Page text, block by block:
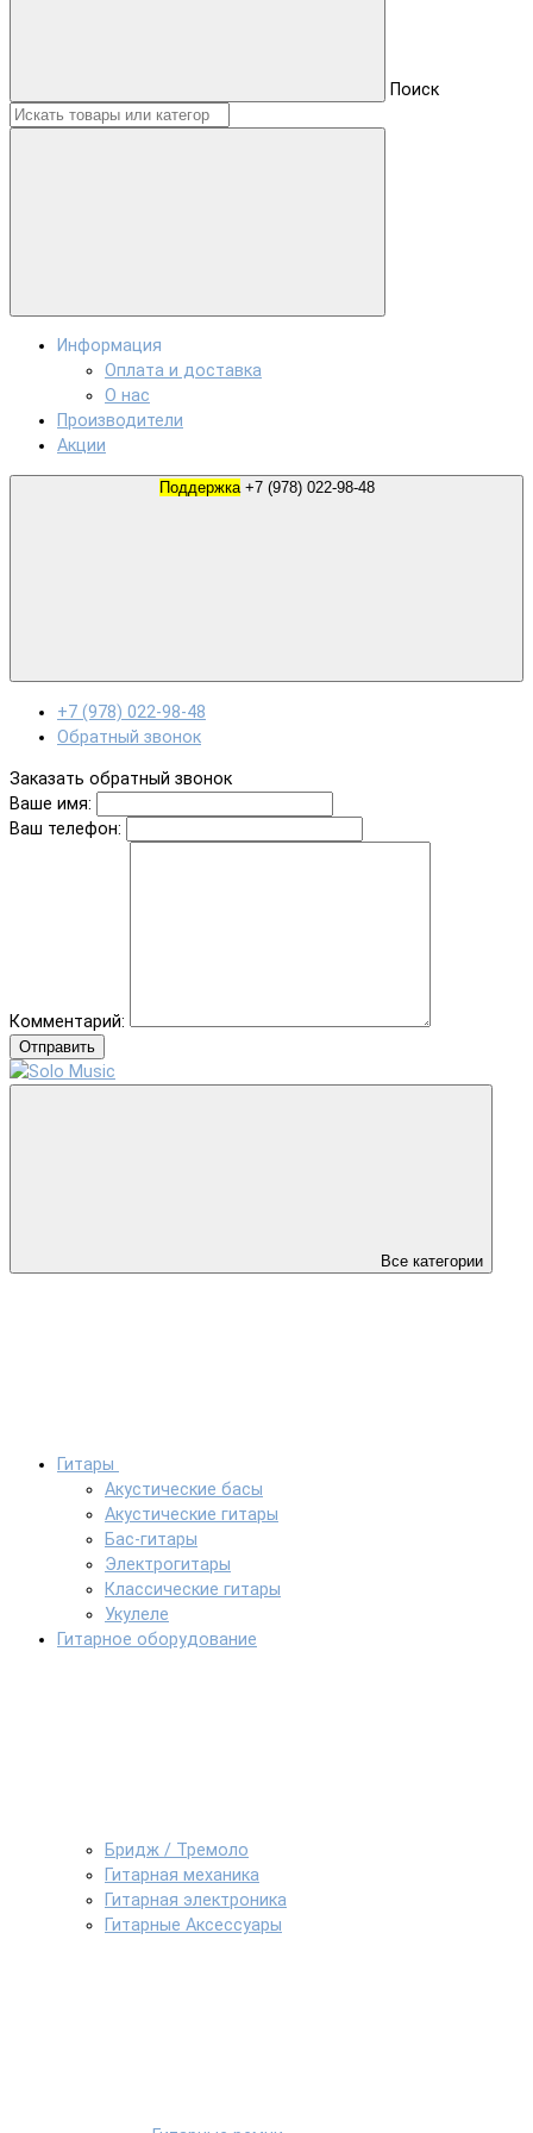
Поиск
Информация
Оплата и доставка
О нас
Производители
Акции
Поддержка +7 (978) 022-98-48
+7 (978) 022-98-48
Обратный звонок
Заказать обратный звонок
Ваше имя:
Ваш телефон:
Комментарий:
Отправить
Все категории
Гитары
Акустические басы
Акустические гитары
Бас-гитары
Электрогитары
Классические гитары
Укулеле
Гитарное оборудование
Бридж / Тремоло
Гитарная механика
Гитарная электроника
Гитарные Аксессуары